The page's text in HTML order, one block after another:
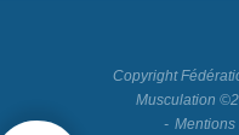
Copyright
Musculation